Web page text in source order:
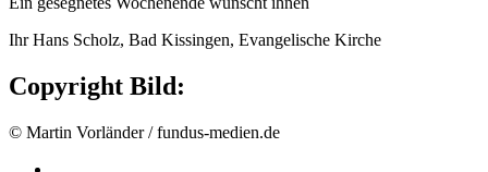
Ihr Hans Scholz, Bad Kissingen, Evangelische Kirche
Copyright Bild:
© Martin Vorländer / fundus-medien.de